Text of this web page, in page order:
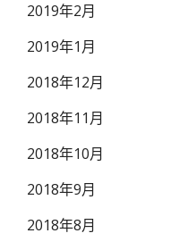
2019年2月
2019年1月
2018年12月
2018年11月
2018年10月
2018年9月
2018年8月